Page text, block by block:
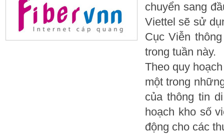
chuyển sang
Viettel sẽ sử
Cục Viễn
trong tuần này.
Theo quy
một trong
của thông tin
hoạch kho số
động cho các